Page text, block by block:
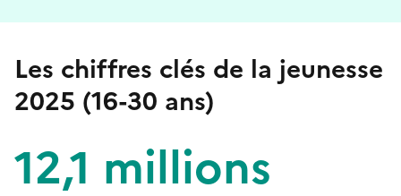
Les chiffres clés de la jeunesse
2025 (16-30 ans)
12,1 millions